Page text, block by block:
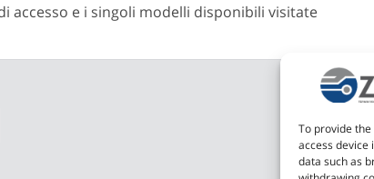
To provide
access device
data such as
accesso e i singoli modelli disponibili visitate